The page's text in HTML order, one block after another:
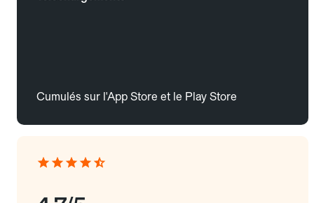
Cumulés sur l'App Store et le Play Store